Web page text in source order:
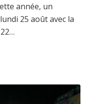
année, un
25 août avec la